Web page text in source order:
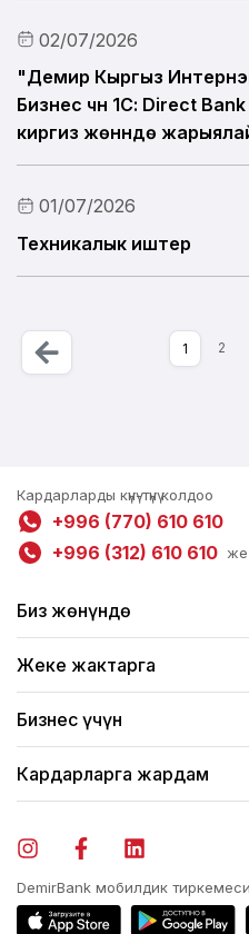
02/07/2026
"Демир Кыргыз
Бизнес үчүн 1С: Direct
киргизүү жөнүндө
01/07/2026
Техникалык иштер
Бет 1 ичинен 42
1 2
Кардарларды күнү-түнү колдоо
+996 (770) 610 610
+996 (312) 610 610 же
Биз жөнүндө
Жеке жактарга
Бизнес үчүн
Кардарларга жардам
DemirBank мобилдик